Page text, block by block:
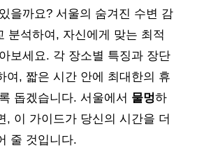
을까요? 서울의 숨겨진 수변 감
분석하여, 자신에게 맞는 최적
보세요. 각 장소별 특징과 장단
여, 짧은 시간 안에 최대한의 휴
돕겠습니다. 서울에서 물멍하
, 이 가이드가 당신의 시간을 더
줄 것입니다.